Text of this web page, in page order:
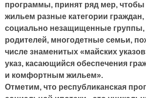
программы, принят ряд мер, чтобы
жильем разные категории
социально незащищенные
родителей, многодетные семьи,
числе знаменитых «майских
указ, касающийся обеспечения
и комфортным жильем».
Отметим, что республиканская